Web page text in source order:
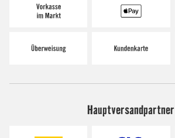
Hauptversandpartner